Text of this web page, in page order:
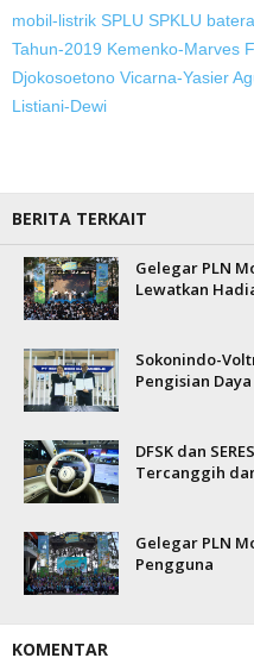
mobil-listrik SPLU SPKLU
Tahun-2019 Kemenko-Marves
Djokosoetono Vicarna-Yasier
Listiani-Dewi
BERITA TERKAIT
Gelegar PLN
Lewatkan
Sokonindo-
Pengisian
DFSK dan
Tercanggih
Gelegar PLN
Pengguna
KOMENTAR